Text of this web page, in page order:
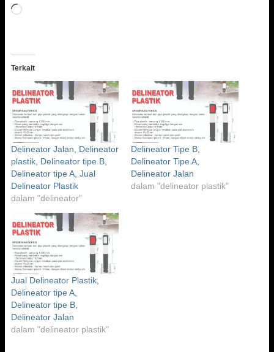
Memuat...
Terkait
Delineator Jalan, Delineator
plastik, Delineator tipe B,
Delineator tipe A, Jual
Delineator Plastik
dalam "delineator"
Delineator Tipe B,
Delineator Tipe A,
Delineator Jalan
dalam "delineator plastik"
Jual Delineator Plastik,
Delineator tipe A,
Delineator tipe B,
Delineator Jalan
dalam "delineator plastik"